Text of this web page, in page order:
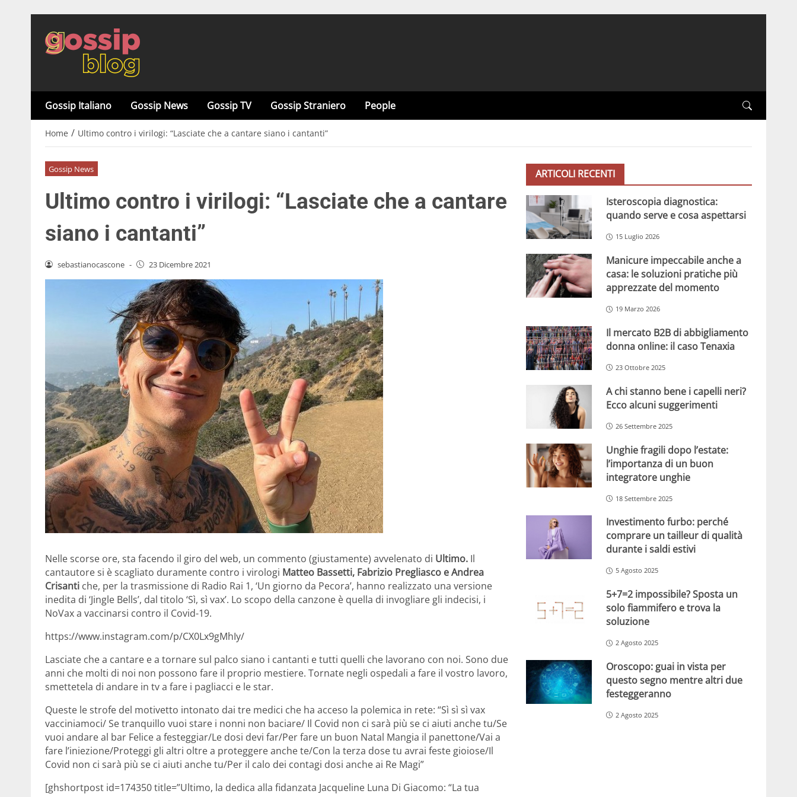
Gossip Italiano Gossip News Gossip TV Gossip Straniero People
Home / Ultimo contro i virilogi: “Lasciate che a cantare siano i cantanti”
Gossip News
Ultimo contro i virilogi: “Lasciate che a cantare
siano i cantanti”
sebastianocascone - 23 Dicembre 2021
Nelle scorse ore, sta facendo il giro del web, un commento (giustamente) avvelenato di Ultimo. Il
cantautore si è scagliato duramente contro i virologi Matteo Bassetti, Fabrizio Pregliasco e Andrea
Crisanti che, per la trasmissione di Radio Rai 1, ‘Un giorno da Pecora’, hanno realizzato una versione
inedita di ‘Jingle Bells’, dal titolo ‘Sì, sì vax’. Lo scopo della canzone è quella di invogliare gli indecisi, i
NoVax a vaccinarsi contro il Covid-19.
https://www.instagram.com/p/CX0Lx9gMhIy/
Lasciate che a cantare e a tornare sul palco siano i cantanti e tutti quelli che lavorano con noi. Sono due
anni che molti di noi non possono fare il proprio mestiere. Tornate negli ospedali a fare il vostro lavoro,
smettetela di andare in tv a fare i pagliacci e le star.
Queste le strofe del motivetto intonato dai tre medici che ha acceso la polemica in rete: “Sì sì sì vax
vacciniamoci/ Se tranquillo vuoi stare i nonni non baciare/ Il Covid non ci sarà più se ci aiuti anche tu/Se
vuoi andare al bar Felice a festeggiar/Le dosi devi far/Per fare un buon Natal Mangia il panettone/Vai a
fare l’iniezione/Proteggi gli altri oltre a proteggere anche te/Con la terza dose tu avrai feste gioiose/Il
Covid non ci sarà più se ci aiuti anche tu/Per il calo dei contagi dosi anche ai Re Magi”
[ghshortpost id=174350 title=”Ultimo, la dedica alla fidanzata Jacqueline Luna Di Giacomo: “La tua
ARTICOLI RECENTI
Isteroscopia diagnostica:
quando serve e cosa aspettarsi
15 Luglio 2026
Manicure impeccabile anche a
casa: le soluzioni pratiche più
apprezzate del momento
19 Marzo 2026
Il mercato B2B di abbigliamento
donna online: il caso Tenaxia
23 Ottobre 2025
A chi stanno bene i capelli neri?
Ecco alcuni suggerimenti
26 Settembre 2025
Unghie fragili dopo l’estate:
l’importanza di un buon
integratore unghie
18 Settembre 2025
Investimento furbo: perché
comprare un tailleur di qualità
durante i saldi estivi
5 Agosto 2025
5+7=2 impossibile? Sposta un
solo fiammifero e trova la
soluzione
2 Agosto 2025
Oroscopo: guai in vista per
questo segno mentre altri due
festeggeranno
2 Agosto 2025